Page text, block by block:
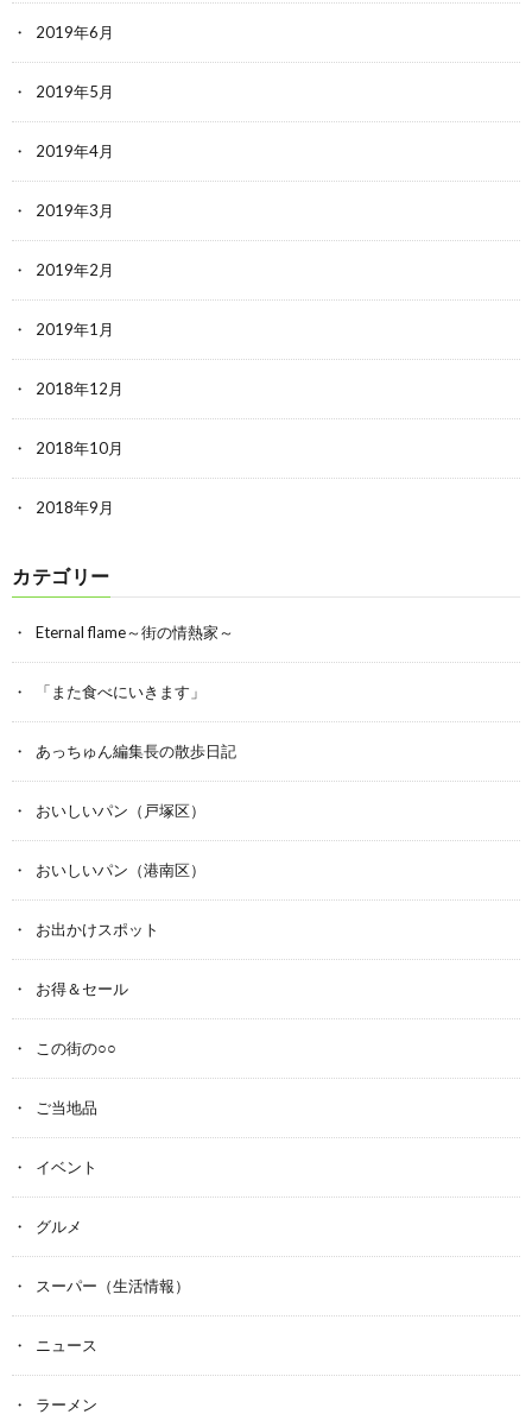
2019年6月
2019年5月
2019年4月
2019年3月
2019年2月
2019年1月
2018年12月
2018年10月
2018年9月
カテゴリー
Eternal flame～街の情熱家～
「また食べにいきます」
あっちゅん編集長の散歩日記
おいしいパン（戸塚区）
おいしいパン（港南区）
お出かけスポット
お得＆セール
この街の○○
ご当地品
イベント
グルメ
スーパー（生活情報）
ニュース
ラーメン